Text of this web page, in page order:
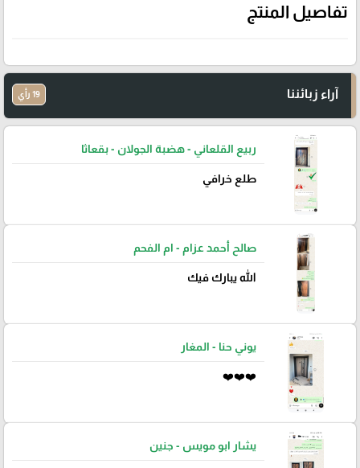
تفاصيل المنتج
آراء زبائننا 19 رأي
ربيع القلعاني - هضبة الجولان - بقعاثا
طلع خرافي
صالح أحمد عزام - ام الفحم
الله يبارك فيك
يوني حنا - المغار
❤️❤️❤️
يشار ابو مويس - جنين